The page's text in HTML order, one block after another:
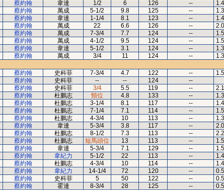
蔡約翰 韋達 1/2 6 126 --
蔡約翰 萬成 5-1/2 9.8 125 --
蔡約翰 韋達 1-1/4 8.1 123 --
蔡約翰 萬成 22 6.6 126 --
蔡約翰 萬成 7-3/4 7.7 124 --
蔡約翰 萬成 4-1/2 9.5 124 --
蔡約翰 韋達 5-1/2 3.1 124 --
蔡約翰 萬成 3/4 11 124 --
蔡約翰 史科菲 7-3/4 4.7 122 --
蔡約翰 史科菲 -- -- 124 --
蔡約翰 史科菲 3/4 5.5 119 --
蔡約翰 杜鵬志 頸位 4.8 133 --
蔡約翰 杜鵬志 3-1/4 8.1 117 --
蔡約翰 杜鵬志 7-1/4 7.1 114 --
蔡約翰 杜鵬志 4-3/4 10 113 --
蔡約翰 韋達 5-3/4 3.8 117 --
蔡約翰 杜鵬志 8-1/2 7.3 113 --
蔡約翰 杜鵬志 短馬頭位 13 113 --
蔡約翰 韋達 5-3/4 7.1 129 --
蔡約翰 韋紀力 5-1/2 22 113 --
蔡約翰 杜鵬志 4-3/4 10 114 --
蔡約翰 韋紀力 14-1/4 72 120 --
蔡約翰 史科菲 5 50 122 --
蔡約翰 霍達 8-3/4 28 125 --